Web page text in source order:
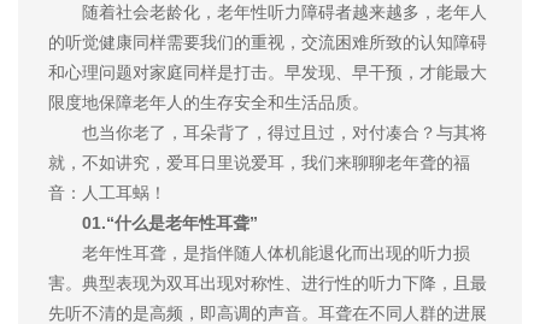
随着社会老龄化，老年性听力障碍者越来越多，老年人
的听觉健康同样需要我们的重视，交流困难所致的认知障碍
和心理问题对家庭同样是打击。早发现、早干预，才能最大
限度地保障老年人的生存安全和生活品质。
也当你老了，耳朵背了，得过且过，对付凑合？与其将
就，不如讲究，爱耳日里说爱耳，我们来聊聊老年聋的福
音：人工耳蜗！
01.“什么是老年性耳聋”
老年性耳聋，是指伴随人体机能退化而出现的听力损
害。典型表现为双耳出现对称性、进行性的听力下降，且最
先听不清的是高频，即高调的声音。耳聋在不同人群的进展